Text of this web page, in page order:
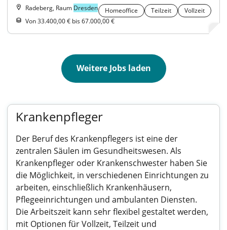
Radeberg, Raum Dresden Homeoffice Teilzeit
Vollzeit
Von 33.400,00 € bis 67.000,00 €
Weitere Jobs laden
Krankenpfleger
Der Beruf des Krankenpflegers ist eine der
zentralen Säulen im Gesundheitswesen. Als
Krankenpfleger oder Krankenschwester haben Sie
die Möglichkeit, in verschiedenen Einrichtungen zu
arbeiten, einschließlich Krankenhäusern,
Pflegeeinrichtungen und ambulanten Diensten.
Die Arbeitszeit kann sehr flexibel gestaltet werden,
mit Optionen für Vollzeit, Teilzeit und